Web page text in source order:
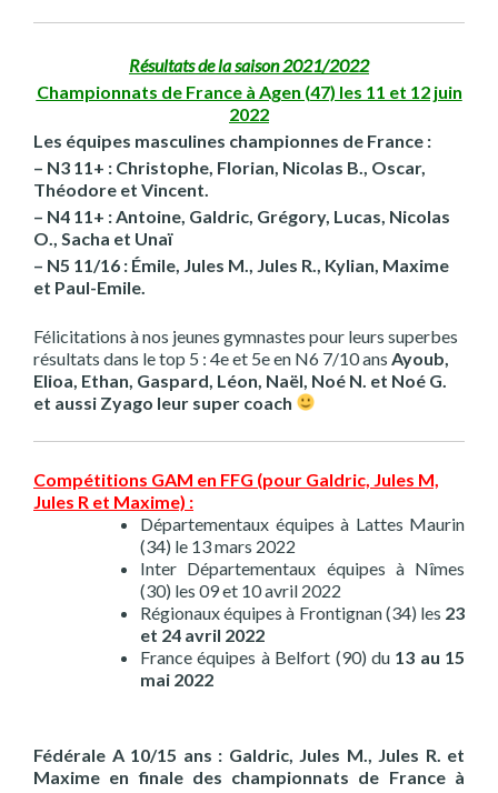
Résultats de la saison 2021/2022
Championnats de France à Agen (47) les 11 et 12 juin
2022
Les équipes masculines championnes de France :
– N3 11+ : Christophe, Florian, Nicolas B., Oscar,
Théodore et Vincent.
– N4 11+ : Antoine, Galdric, Grégory, Lucas, Nicolas
O., Sacha et Unaï
– N5 11/16 : Émile, Jules M., Jules R., Kylian, Maxime
et Paul-Emile.
Félicitations à nos jeunes gymnastes pour leurs superbes
résultats dans le top 5 : 4e et 5e en N6 7/10 ans Ayoub,
Elioa, Ethan, Gaspard, Léon, Naël, Noé N. et Noé G.
et aussi Zyago leur super coach
Compétitions GAM en FFG (pour Galdric, Jules M,
Jules R et Maxime) :
Départementaux équipes à Lattes Maurin
(34) le 13 mars 2022
Inter Départementaux équipes à Nîmes
(30) les 09 et 10 avril 2022
Régionaux équipes à Frontignan (34) les 23
et 24 avril 2022
France équipes à Belfort (90) du13 au 15
mai 2022
Fédérale A 10/15 ans : Galdric, Jules M., Jules R. et
Maxime en finale des championnats de France à